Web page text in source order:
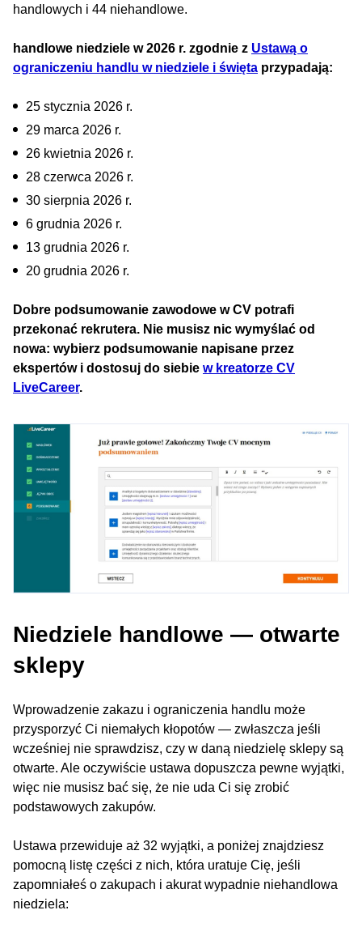
handlowych i 44 niehandlowe.
handlowe niedziele w 2026 r. zgodnie z Ustawą o
ograniczeniu handlu w niedziele i święta przypadają:
25 stycznia 2026 r.
29 marca 2026 r.
26 kwietnia 2026 r.
28 czerwca 2026 r.
30 sierpnia 2026 r.
6 grudnia 2026 r.
13 grudnia 2026 r.
20 grudnia 2026 r.
Dobre podsumowanie zawodowe w CV potrafi
przekonać rekrutera. Nie musisz nic wymyślać od
nowa: wybierz podsumowanie napisane przez
ekspertów i dostosuj do siebie w kreatorze CV
LiveCareer.
Niedziele handlowe — otwarte
sklepy
Wprowadzenie zakazu i ograniczenia handlu może
przysporzyć Ci niemałych kłopotów — zwłaszcza jeśli
wcześniej nie sprawdzisz, czy w daną niedzielę sklepy są
otwarte. Ale oczywiście ustawa dopuszcza pewne wyjątki,
więc nie musisz bać się, że nie uda Ci się zrobić
podstawowych zakupów.
Ustawa przewiduje aż 32 wyjątki, a poniżej znajdziesz
pomocną listę części z nich, która uratuje Cię, jeśli
zapomniałeś o zakupach i akurat wypadnie niehandlowa
niedziela: